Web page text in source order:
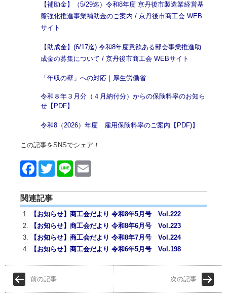
【補助金】（5/29迄）令和8年度 京丹後市製造業経営基
盤強化推進事業補助金のご案内 / 京丹後市商工会 WEB
サイト
【助成金】(6/17迄) 令和8年度意欲ある部会事業推進助
成金の募集について / 京丹後市商工会 WEBサイト
「年収の壁」への対応｜厚生労働省
令和８年３月分（４月納付分）からの保険料率のお知ら
せ【PDF】
令和8（2026）年度 雇用保険料率のご案内【PDF)】
この記事をSNSでシェア！
Face Twitt Line
関連記事
【お知らせ】商工会だより 令和8年5月号 Vol.222
【お知らせ】商工会だより 令和8年6月号 Vol.223
【お知らせ】商工会だより 令和8年7月号 Vol.224
【お知らせ】商工会だより 令和6年5月号 Vol.198
前の記事 次の記事